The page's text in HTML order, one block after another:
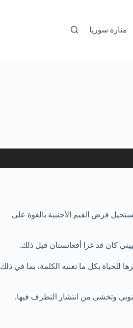
منارة سوريا
فرض القيم الأجنبية بالقوة على
كان قد غزا أفغانستان قبل ذلك.
وغرس أعرافها ومعاييرها للحياة بكل ما تعنيه الكلمة، بما في ذلك
وتخشى من انتشار التطرف فيها.